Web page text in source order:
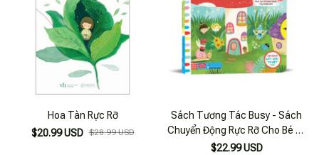
Hoa Tàn Rực Rỡ
$20.99 USD $28.99 USD
Sách Tương Tác Busy - Sách
Chuyển Động Rực Rỡ Cho Bé 0-
6 Tuổi
$22.99 USD